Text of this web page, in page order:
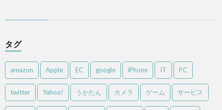
タグ
amazon Apple EC google iPhone IT PC
twitter Yahoo! うかたん カメラ ゲーム サービス